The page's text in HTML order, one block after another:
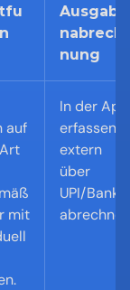
Ausgabe
nabrech
nung
auf
mit
In der App
erfassen;
extern
über
UPI/Bank
abrechnen